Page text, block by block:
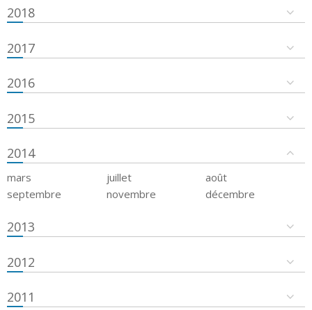
2018
2017
2016
2015
2014
mars juillet
août
septembre
novembre décembre
2013
2012
2011